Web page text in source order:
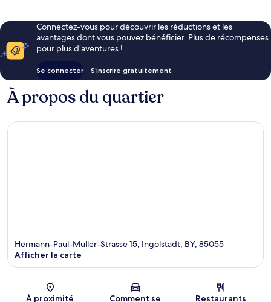
Connectez-vous pour découvrir les réductions et les
avantages dont vous pouvez bénéficier. Plus de récompenses
pour plus d’aventures !
Se connecter S’inscrire gratuitement
À propos du quartier
Carte
Hermann-Paul-Muller-Strasse 15, Ingolstadt, BY, 85055
Afficher la carte
À proximité Comment se Restaurants